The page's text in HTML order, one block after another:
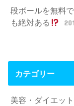
段ボールを無料
も絶対ある
カテゴリー
美容・ダイエット